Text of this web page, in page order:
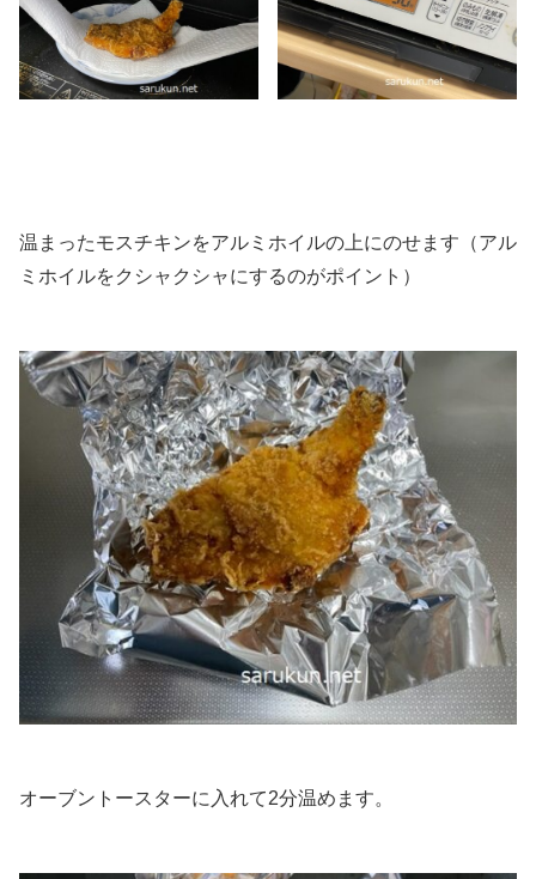
温まったモスチキンをアルミホイルの上にのせます（アル
ミホイルをクシャクシャにするのがポイント）
オーブントースターに入れて2分温めます。